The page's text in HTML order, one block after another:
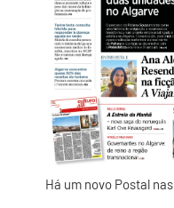
Há um novo Postal